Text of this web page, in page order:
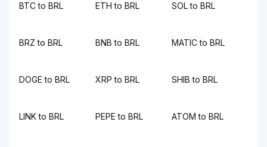
BTC to BRL ETH to BRL SOL to BRL
BRZ to BRL BNB to BRL MATIC to BRL
DOGE to BRL XRP to BRL SHIB to BRL
LINK to BRL PEPE to BRL ATOM to BRL